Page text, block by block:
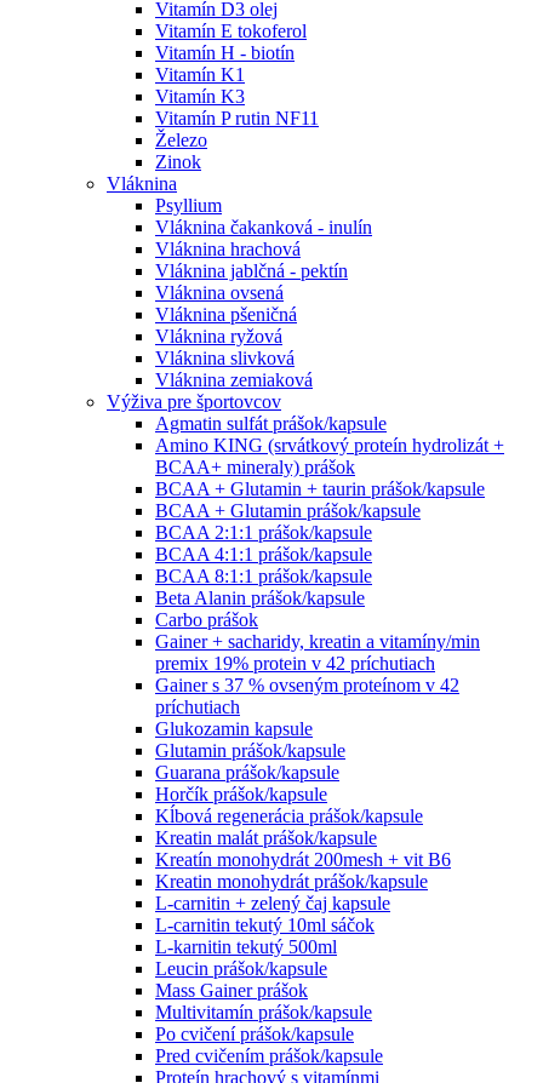
Vitamín D3 olej
Vitamín E tokoferol
Vitamín H - biotín
Vitamín K1
Vitamín K3
Vitamín P rutin NF11
Železo
Zinok
Vláknina
Psyllium
Vláknina čakanková - inulín
Vláknina hrachová
Vláknina jablčná - pektín
Vláknina ovsená
Vláknina pšeničná
Vláknina ryžová
Vláknina slivková
Vláknina zemiaková
Výživa pre športovcov
Agmatin sulfát prášok/kapsule
Amino KING (srvátkový proteín hydrolizát +
BCAA+ mineraly) prášok
BCAA + Glutamin + taurin prášok/kapsule
BCAA + Glutamin prášok/kapsule
BCAA 2:1:1 prášok/kapsule
BCAA 4:1:1 prášok/kapsule
BCAA 8:1:1 prášok/kapsule
Beta Alanin prášok/kapsule
Carbo prášok
Gainer + sacharidy, kreatin a vitamíny/min
premix 19% protein v 42 príchutiach
Gainer s 37 % ovseným proteínom v 42
príchutiach
Glukozamin kapsule
Glutamin prášok/kapsule
Guarana prášok/kapsule
Horčík prášok/kapsule
Kĺbová regenerácia prášok/kapsule
Kreatin malát prášok/kapsule
Kreatín monohydrát 200mesh + vit B6
Kreatin monohydrát prášok/kapsule
L-carnitin + zelený čaj kapsule
L-carnitin tekutý 10ml sáčok
L-karnitin tekutý 500ml
Leucin prášok/kapsule
Mass Gainer prášok
Multivitamín prášok/kapsule
Po cvičení prášok/kapsule
Pred cvičením prášok/kapsule
Proteín hrachový s vitamínmi